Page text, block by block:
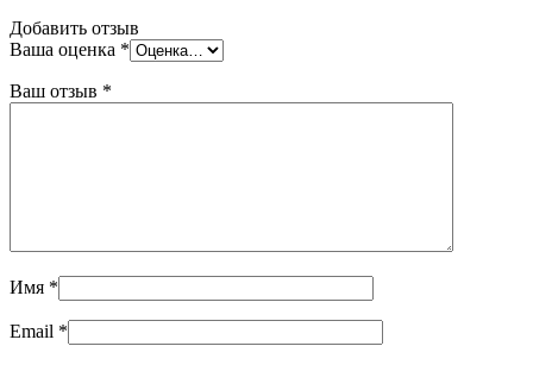
Добавить отзыв
Ваша оценка *
Ваш отзыв *
Имя *
Email *